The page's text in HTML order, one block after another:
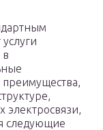
в
электросвязи,
следующие